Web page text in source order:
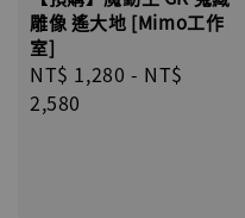
雕像 遙大地 [Mimo工作
室]
Regular
price
NT$ 1,280 - NT$
2,580